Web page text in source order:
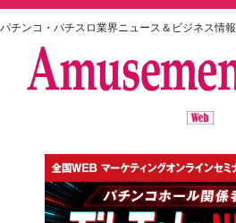
パチンコ・パチスロ業界ニュース＆ビジネス情報